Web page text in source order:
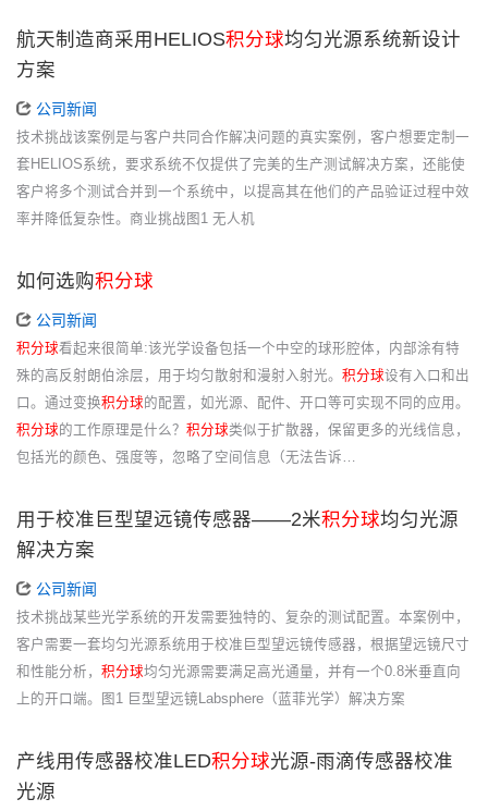
航天制造商采用HELIOS积分球均匀光源系统新设计
方案
公司新闻
技术挑战该案例是与客户共同合作解决问题的真实案例，客户想要定制一
套HELIOS系统，要求系统不仅提供了完美的生产测试解决方案，还能使
客户将多个测试合并到一个系统中，以提高其在他们的产品验证过程中效
率并降低复杂性。商业挑战图1 无人机
如何选购积分球
公司新闻
积分球看起来很简单:该光学设备包括一个中空的球形腔体，内部涂有特
殊的高反射朗伯涂层，用于均匀散射和漫射入射光。 积分球设有入口和出
口。通过变换积分球 的配置，如光源、配件、开口等可实现不同的应用。
积分球 的工作原理是什么？ 积分球类似于扩散器，保留更多的光线信息，
包括光的颜色、强度等，忽略了空间信息（无法告诉…
用于校准巨型望远镜传感器——2米积分球均匀光源
解决方案
公司新闻
技术挑战某些光学系统的开发需要独特的、复杂的测试配置。本案例中，
客户需要一套均匀光源系统用于校准巨型望远镜传感器，根据望远镜尺寸
和性能分析， 积分球均匀光源需要满足高光通量，并有一个0.8米垂直向
上的开口端。图1 巨型望远镜Labsphere（蓝菲光学）解决方案
产线用传感器校准LED积分球光源-雨滴传感器校准
光源